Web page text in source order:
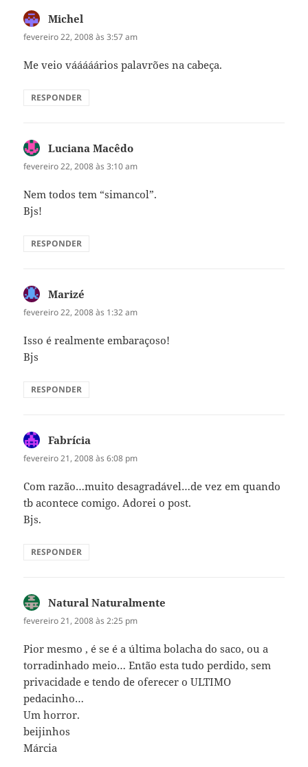
Michel
fevereiro 22, 2008 às 3:57 am
Me veio vááááários palavrões na cabeça.
RESPONDER
Luciana Macêdo
fevereiro 22, 2008 às 3:10 am
Nem todos tem “simancol”.
Bjs!
RESPONDER
Marizé
fevereiro 22, 2008 às 1:32 am
Isso é realmente embaraçoso!
Bjs
RESPONDER
Fabrícia
fevereiro 21, 2008 às 6:08 pm
Com razão…muito desagradável…de vez em quando
tb acontece comigo. Adorei o post.
Bjs.
RESPONDER
Natural Naturalmente
fevereiro 21, 2008 às 2:25 pm
Pior mesmo , é se é a última bolacha do saco, ou a
torradinhado meio… Então esta tudo perdido, sem
privacidade e tendo de oferecer o ULTIMO
pedacinho…
Um horror.
beijinhos
Márcia